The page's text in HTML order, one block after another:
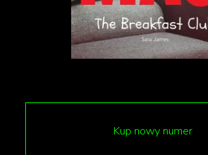
„Łzy szczęścia”
Kup nowy numer